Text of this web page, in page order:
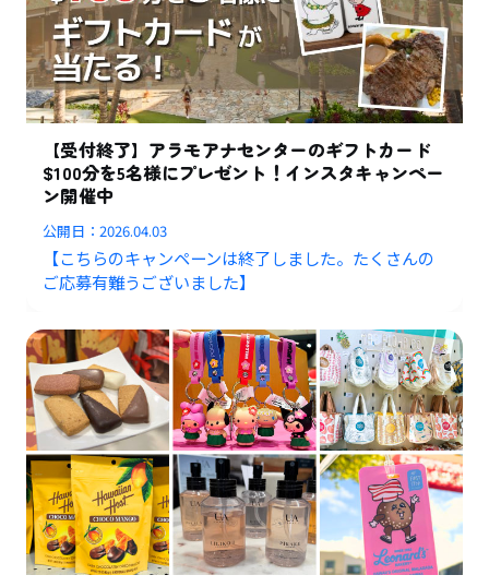
【受付終了】アラモアナセンターのギフトカード
$100分を5名様にプレゼント！インスタキャンペー
ン開催中
公開日：2026.04.03
【こちらのキャンペーンは終了しました。たくさんの
ご応募有難うございました】